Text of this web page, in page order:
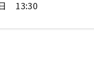
13:30